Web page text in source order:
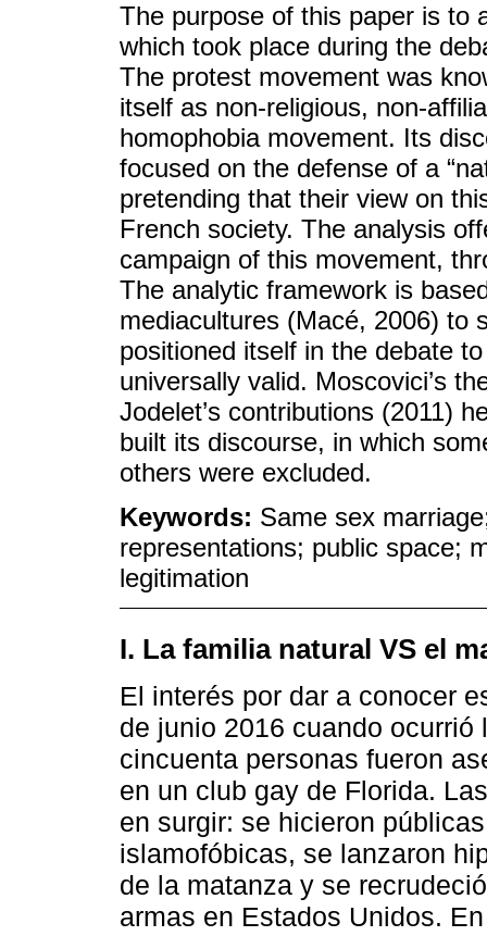
The purpose of this paper is to
which took place during the
The protest movement was
itself as non-religious, non-
homophobia movement. Its
focused on the defense of a
pretending that their view on
French society. The analysis
campaign of this movement,
The analytic framework is
mediacultures (Macé, 2006) to
positioned itself in the debate
universally valid. Moscovici’s
Jodelet’s contributions (2011)
built its discourse, in which
others were excluded.
Keywords: Same sex
representations; public space;
legitimation
I. La familia natural VS el
El interés por dar a conocer
de junio 2016 cuando
cincuenta personas fueron
en un club gay de Florida.
en surgir: se hicieron
islamofóbicas, se lanzaron
de la matanza y se
armas en Estados Unidos.